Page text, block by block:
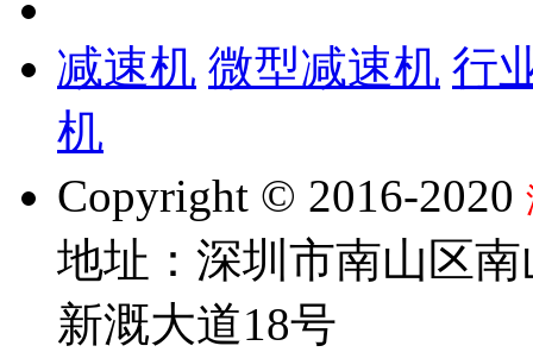
减速机 微型减速机 行
机
Copyright © 2016-2020
地址：深圳市南山区
新溉大道18号